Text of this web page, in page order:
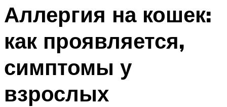
Аллергия на кошек:
как проявляется,
симптомы у
взрослых